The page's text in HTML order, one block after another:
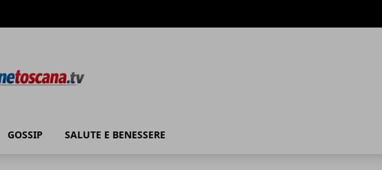
GOSSIP SALUTE E BENESSERE